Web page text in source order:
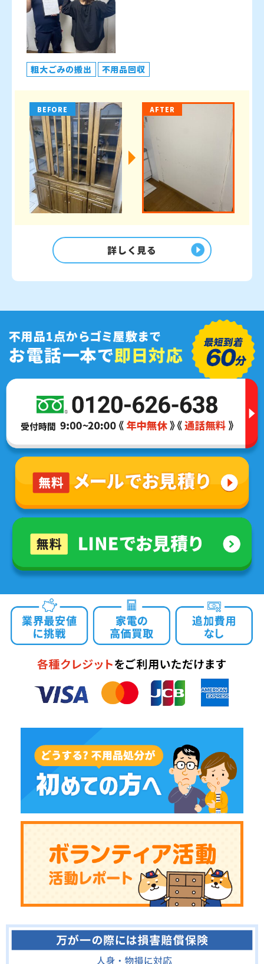
粗大ごみの搬出 不用品回収
BEFORE AFTER
詳しく見る